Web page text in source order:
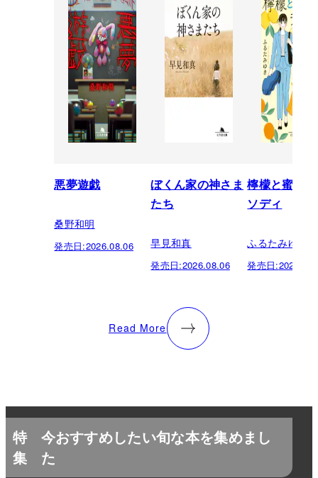
悪夢遊戯
桑野和明
発売日:2026.08.06
ぼくん家の神さま
たち
早見和真
発売日:2026.08.06
檸檬と蜜柑
ソディ
ふるたみゆき
発売日:
Read More
特
集
今おすすめしたい旬な本を集めまし
た